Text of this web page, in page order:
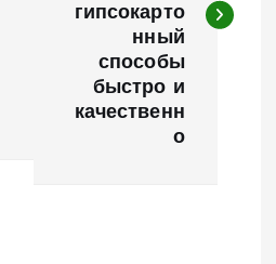
гипсокарто
нный
способы
быстро и
качественн
о